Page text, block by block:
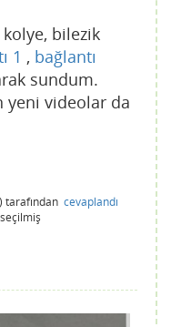
bilezik
1 , bağlantı
sundum.
yeni videolar da
tarafından cevaplandı
seçilmiş